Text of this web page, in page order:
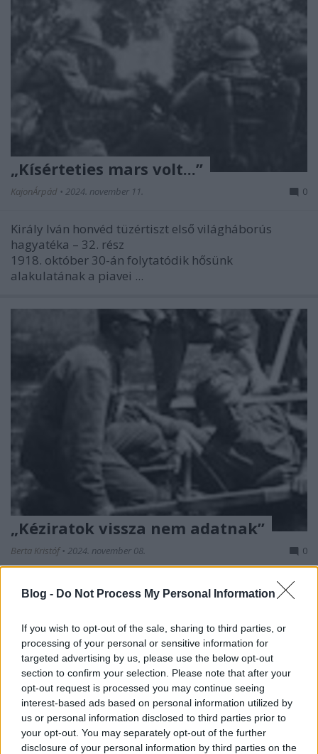
Blog - Do Not Process My Personal Information
If you wish to opt-out of the sale, sharing to third parties, or
processing of your personal or sensitive information for
targeted advertising by us, please use the below opt-out
section to confirm your selection. Please note that after your
opt-out request is processed you may continue seeing
interest-based ads based on personal information utilized by
us or personal information disclosed to third parties prior to
your opt-out. You may separately opt-out of the further
disclosure of your personal information by third parties on the
„Kísérteties mars volt...”
KajonÁrpád • 2024. november 11. 0
Király Iván honvéd tüzértiszt első világháborús
hagyatéka – 32. rész
1918. október 30-án folytatódik hősünk
alakulatának a piavei ...
„Kéziratok vissza nem adatnak”
Berta Kristóf • 2024. november 08. 0
Egy népfelkelő hadnagy visszaemlékezése a
przemyśli harcokra – 2. rész
Nándor hadnagyot ...